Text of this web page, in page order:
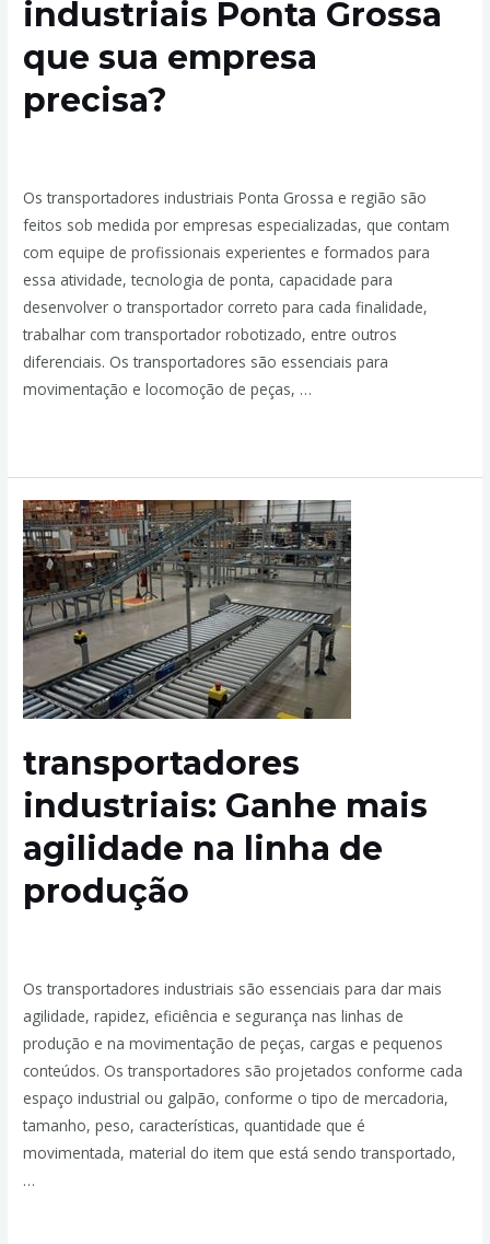
industriais Ponta Grossa
que sua empresa
precisa?
Os transportadores industriais Ponta Grossa e região são
feitos sob medida por empresas especializadas, que contam
com equipe de profissionais experientes e formados para
essa atividade, tecnologia de ponta, capacidade para
desenvolver o transportador correto para cada finalidade,
trabalhar com transportador robotizado, entre outros
diferenciais. Os transportadores são essenciais para
movimentação e locomoção de peças, …
transportadores
industriais: Ganhe mais
agilidade na linha de
produção
Os transportadores industriais são essenciais para dar mais
agilidade, rapidez, eficiência e segurança nas linhas de
produção e na movimentação de peças, cargas e pequenos
conteúdos. Os transportadores são projetados conforme cada
espaço industrial ou galpão, conforme o tipo de mercadoria,
tamanho, peso, características, quantidade que é
movimentada, material do item que está sendo transportado,
…